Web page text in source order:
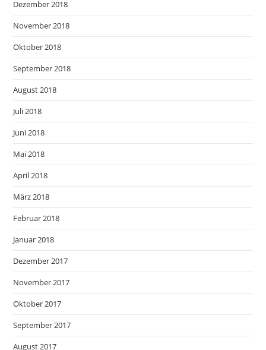
Dezember 2018
November 2018
Oktober 2018
September 2018
August 2018
Juli 2018
Juni 2018
Mai 2018
April 2018
März 2018
Februar 2018
Januar 2018
Dezember 2017
November 2017
Oktober 2017
September 2017
August 2017